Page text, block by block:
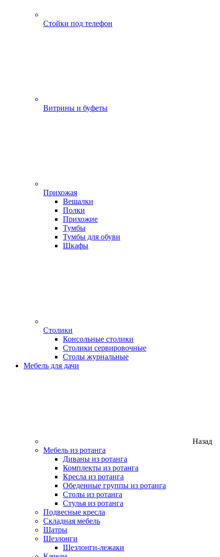
Стойки под телефон
Витрины и буфеты
Прихожая
Вешалки
Полки
Прихожие
Тумбы
Тумбы для обуви
Шкафы
Столики
Консольные столики
Столики сервировочные
Столы журнальные
Мебель для дачи
Назад
Мебель из ротанга
Диваны из ротанга
Комплекты из ротанга
Кресла из ротанга
Обеденные группы из ротанга
Столы из ротанга
Стулья из ротанга
Подвесные кресла
Складная мебель
Шатры
Шезлонги
Шезлонги-лежаки